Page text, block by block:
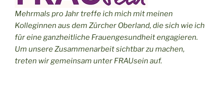
Mehrmals pro Jahr treffe ich mich mit meinen
Kolleginnen aus dem Zürcher Oberland, die sich wie ich
für eine ganzheitliche Frauengesundheit engagieren.
Um unsere Zusammenarbeit sichtbar zu machen,
treten wir gemeinsam unter FRAUsein auf.